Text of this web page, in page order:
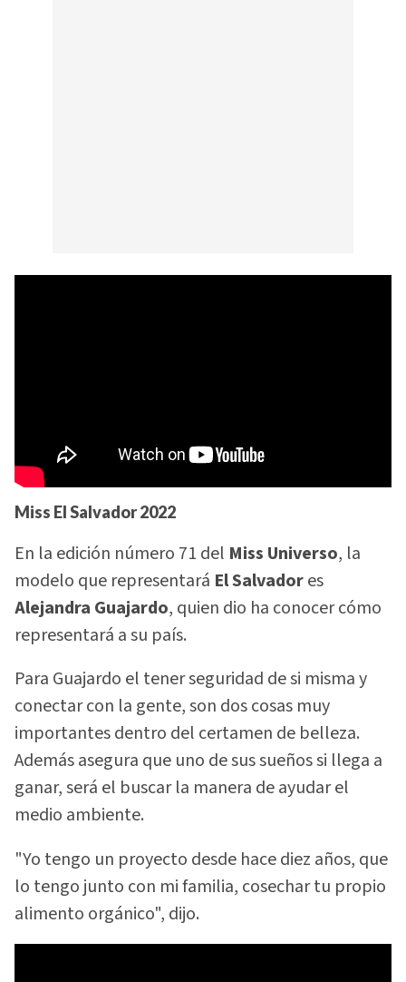
Miss El Salvador2022
En la edición número 71 del Miss Universo, la
modelo que representará El Salvadores
Alejandra Guajardo, quien dio ha conocer cómo
representará a su país.
Para Guajardo el tener seguridad de si misma y
conectar con la gente, son dos cosas muy
importantes dentro del certamen de belleza.
Además asegura que uno de sus sueños si llega a
ganar, será el buscar la manera de ayudar el
medio ambiente.
"Yo tengo un proyecto desde hace diez años, que
lo tengo junto con mi familia, cosechar tu propio
alimento orgánico", dijo.